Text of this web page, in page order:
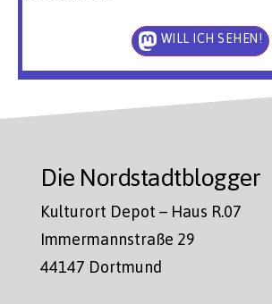
WILL ICH SEHEN!
Die Nordstadtblogger
Kulturort Depot – Haus R.07
Immermannstraße 29
44147 Dortmund